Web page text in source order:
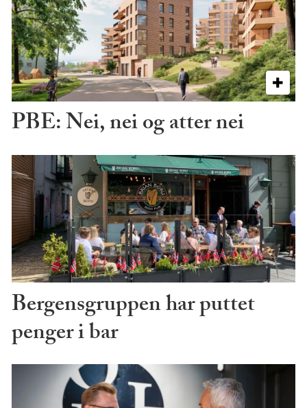
PBE: Nei, nei og atter nei
Bergensgruppen har puttet
penger i bar